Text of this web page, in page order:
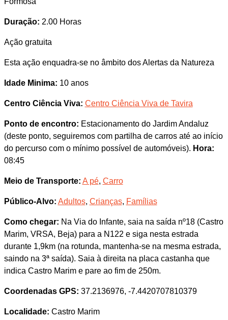
Duração: 2.00 Horas
Ação gratuita
Esta ação enquadra-se no âmbito dos Alertas da Natureza
Idade Minima: 10 anos
Centro Ciência Viva: Centro Ciência Viva de Tavira
Ponto de encontro: Estacionamento do Jardim Andaluz
(deste ponto, seguiremos com partilha de carros até ao início
do percurso com o mínimo possível de automóveis). Hora:
08:45
Meio de Transporte: A pé, Carro
Público-Alvo: Adultos, Crianças, Famílias
Como chegar: Na Via do Infante, saia na saída nº18 (Castro
Marim, VRSA, Beja) para a N122 e siga nesta estrada
durante 1,9km (na rotunda, mantenha-se na mesma estrada,
saindo na 3ª saída). Saia à direita na placa castanha que
indica Castro Marim e pare ao fim de 250m.
Coordenadas GPS: 37.2136976, -7.4420707810379
Localidade: Castro Marim